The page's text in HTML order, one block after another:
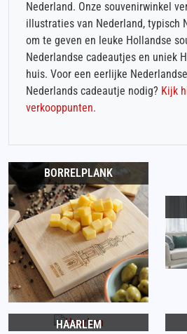
Nederland. Onze souvenirwinkel
illustraties van Nederland, typisch
om te geven en leuke Hollandse
Nederlandse cadeautjes en uniek
huis. Voor een eerlijke
Nederlands cadeautje nodig? Kijk
verkooppunten.
BORRELPLANK
HAARLEM